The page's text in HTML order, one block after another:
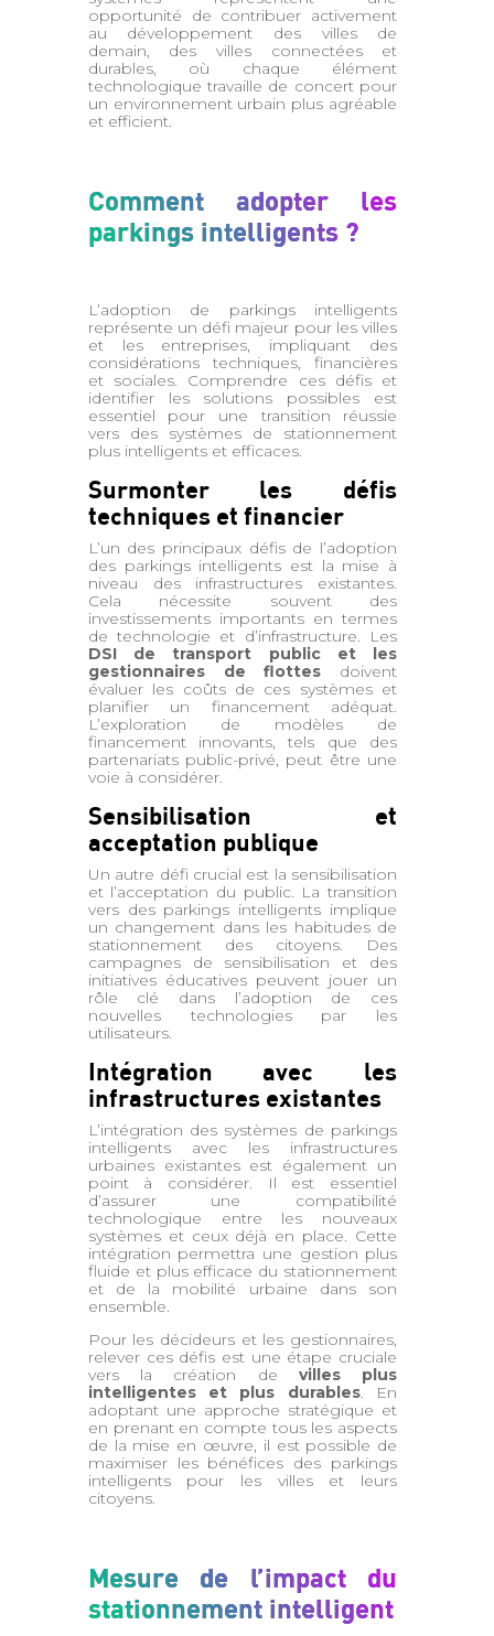
opportunité de contribuer activement
au développement des villes de
demain, des villes connectées et
durables, où chaque élément
technologique travaille de concert pour
un environnement urbain plus agréable
et efficient.
Comment adopter les
parkings intelligents ?
L’adoption de parkings intelligents
représente un défi majeur pour les villes
et les entreprises, impliquant des
considérations techniques, financières
et sociales. Comprendre ces défis et
identifier les solutions possibles est
essentiel pour une transition réussie
vers des systèmes de stationnement
plus intelligents et efficaces.
Surmonter les défis
techniques et financier
L’un des principaux défis de l’adoption
des parkings intelligents est la mise à
niveau des infrastructures existantes.
Cela nécessite souvent des
investissements importants en termes
de technologie et d’infrastructure. Les
DSI de transport public et les
gestionnaires de flottes doivent
évaluer les coûts de ces systèmes et
planifier un financement adéquat.
L’exploration de modèles de
financement innovants, tels que des
partenariats public-privé, peut être une
voie à considérer.
Sensibilisation et
acceptation publique
Un autre défi crucial est la sensibilisation
et l’acceptation du public. La transition
vers des parkings intelligents implique
un changement dans les habitudes de
stationnement des citoyens. Des
campagnes de sensibilisation et des
initiatives éducatives peuvent jouer un
rôle clé dans l’adoption de ces
nouvelles technologies par les
utilisateurs.
Intégration avec les
infrastructures existantes
L’intégration des systèmes de parkings
intelligents avec les infrastructures
urbaines existantes est également un
point à considérer. Il est essentiel
d’assurer une compatibilité
technologique entre les nouveaux
systèmes et ceux déjà en place. Cette
intégration permettra une gestion plus
fluide et plus efficace du stationnement
et de la mobilité urbaine dans son
ensemble.
Pour les décideurs et les gestionnaires,
relever ces défis est une étape cruciale
vers la création de villes plus
intelligentes et plus durables. En
adoptant une approche stratégique et
en prenant en compte tous les aspects
de la mise en œuvre, il est possible de
maximiser les bénéfices des parkings
intelligents pour les villes et leurs
citoyens.
Mesure de l’impact du
stationnement intelligent